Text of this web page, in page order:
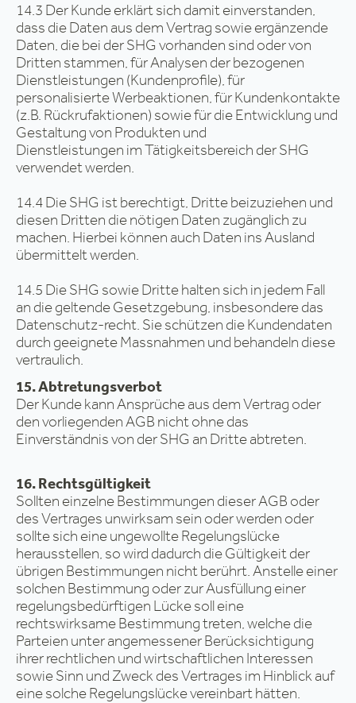
14.3 Der Kunde erklärt sich damit einverstanden,
dass die Daten aus dem Vertrag sowie ergänzende
Daten, die bei der SHG vorhanden sind oder von
Dritten stammen, für Analysen der bezogenen
Dienstleistungen (Kundenprofile), für
personalisierte Werbeaktionen, für Kundenkontakte
(z.B. Rückrufaktionen) sowie für die Entwicklung und
Gestaltung von Produkten und
Dienstleistungen im Tätigkeitsbereich der SHG
verwendet werden.
14.4 Die SHG ist berechtigt, Dritte beizuziehen und
diesen Dritten die nötigen Daten zugänglich zu
machen. Hierbei können auch Daten ins Ausland
übermittelt werden.
14.5 Die SHG sowie Dritte halten sich in jedem Fall
an die geltende Gesetzgebung, insbesondere das
Datenschutz-recht. Sie schützen die Kundendaten
durch geeignete Massnahmen und behandeln diese
vertraulich.
15. Abtretungsverbot
Der Kunde kann Ansprüche aus dem Vertrag oder
den vorliegenden AGB nicht ohne das
Einverständnis von der SHG an Dritte abtreten.
16. Rechtsgültigkeit
Sollten einzelne Bestimmungen dieser AGB oder
des Vertrages unwirksam sein oder werden oder
sollte sich eine ungewollte Regelungslücke
herausstellen, so wird dadurch die Gültigkeit der
übrigen Bestimmungen nicht berührt. Anstelle einer
solchen Bestimmung oder zur Ausfüllung einer
regelungsbedürftigen Lücke soll eine
rechtswirksame Bestimmung treten, welche die
Parteien unter angemessener Berücksichtigung
ihrer rechtlichen und wirtschaftlichen Interessen
sowie Sinn und Zweck des Vertrages im Hinblick auf
eine solche Regelungslücke vereinbart hätten.